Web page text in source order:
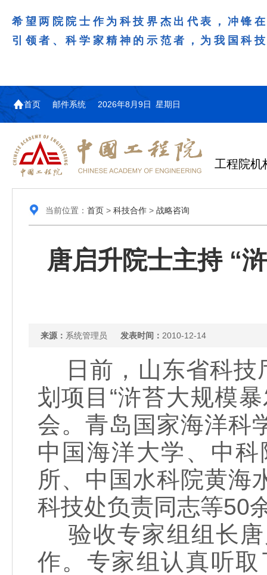
希望两院院士作为科技界杰出代表，冲锋
引领者、科学家精神的示范者，为我国科
首页 邮件系统 2026年8月9日 星期日
工程院机
当前位置： 首页> 科技合作> 战略咨询
唐启升院士主持 “
来源： 系统管理员 发表时间： 2010-12-14
日前，山东省科技
划项目“浒苔大规模
会。青岛国家海洋科
中国海洋大学、中
所、中国水科院黄海
科技处负责同志等50
验收专家组组长唐
作。专家组认真听